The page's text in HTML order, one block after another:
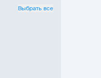
Выбрать все